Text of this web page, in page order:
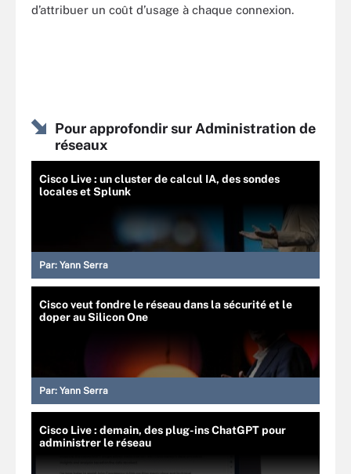
d’attribuer un coût d’usage à chaque connexion.
Pour approfondir sur Administration de
réseaux
Cisco Live : un cluster de calcul IA, des sondes
locales et Splunk
Par: Yann Serra
Cisco veut fondre le réseau dans la sécurité et le
doper au Silicon One
Par: Yann Serra
Cisco Live : demain, des plug-ins ChatGPT pour
administrer le réseau